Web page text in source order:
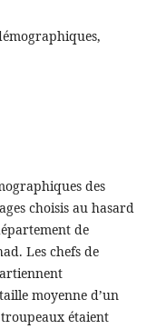
des
choisis au hasard
de
Les chefs de
moyenne d’un
étaient